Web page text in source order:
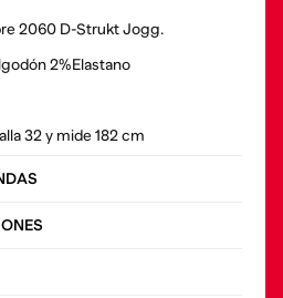
2060 D-Strukt Jogg.
2%Elastano
32 y mide 182 cm